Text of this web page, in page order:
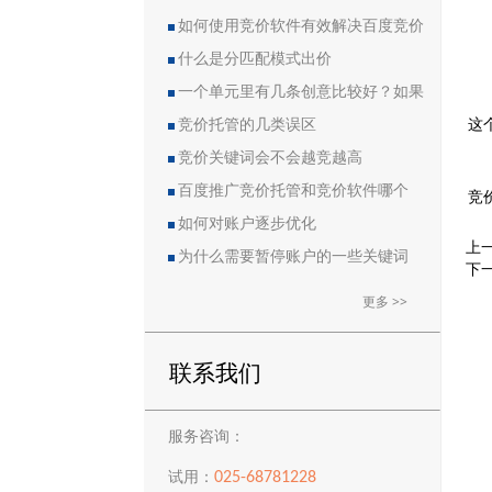
如何使用竞价软件有效解决百度竞价
中的恶点问题
什么是分匹配模式出价
一个单元里有几条创意比较好？如果
删除创意会导致账户流量突然下降吗？
竞价托管的几类误区
竞价关键词会不会越竞越高
百度推广竞价托管和竞价软件哪个
好？
如何对账户逐步优化
为什么需要暂停账户的一些关键词
更多 >>
联系我们
服务咨询：
试用：025-68781228
这
竞
上
下